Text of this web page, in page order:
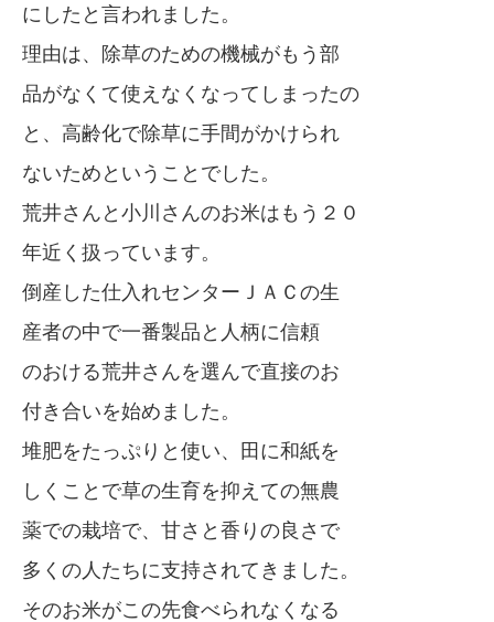
にしたと言われました。
理由は、除草のための機械がもう部
品がなくて使えなくなってしまったの
と、高齢化で除草に手間がかけられ
ないためということでした。
荒井さんと小川さんのお米はもう２０
年近く扱っています。
倒産した仕入れセンターＪＡＣの生
産者の中で一番製品と人柄に信頼
のおける荒井さんを選んで直接のお
付き合いを始めました。
堆肥をたっぷりと使い、田に和紙を
しくことで草の生育を抑えての無農
薬での栽培で、甘さと香りの良さで
多くの人たちに支持されてきました。
そのお米がこの先食べられなくなる